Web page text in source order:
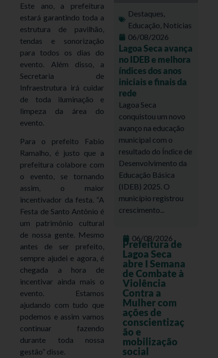
Este ano, a prefeitura
estará garantindo toda a
estrutura de pavilhão,
tendas e sonorização
para todos os dias do
evento. Além disso, a
Secretaria de
Infraestrutura irá cuidar
de toda iluminação e
limpeza da área do
evento.
Para o prefeito Fabio
Ramalho, é justo que a
prefeitura colabore com
o evento, se tornando
assim, o maior
incentivador da festa. “A
Festa de Santo Antônio é
um patrimônio cultural
de nossa gente. Mesmo
antes de ser prefeito,
sempre ajudei e agora, é
chegada a hora de
incentivar ainda mais o
evento. Estamos
ajudando com tudo que
podemos e assim vamos
continuar fazendo
durante toda nossa
gestão” disse.
Destaques,
Educação, Notícias
06/08/2026
Lagoa Seca avança
no IDEB e melhora
índices dos anos
iniciais e finais da
rede
Lagoa Seca
conquistou um novo
avanço na educação
municipal com o
resultado do Índice de
Desenvolvimento da
Educação Básica
(IDEB) 2025. O
município registrou
crescimento...
06/08/2026
Prefeitura de
Lagoa Seca
abre I Semana
de Combate à
Violência
Contra a
Mulher com
ações de
conscientizaç
ão e
mobilização
social